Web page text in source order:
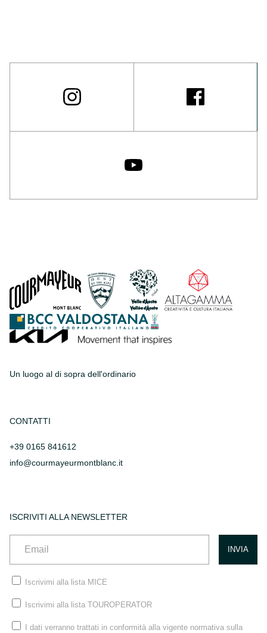
Un luogo al di sopra dell'ordinario
CONTATTI
+39 0165 841612
info@courmayeurmontblanc.it
ISCRIVITI ALLA NEWSLETTER
Iscrivimi alla lista MICE
Iscrivimi alla lista TOUROPERATOR
I dati verranno trattati in conformità alla vigente normativa sulla